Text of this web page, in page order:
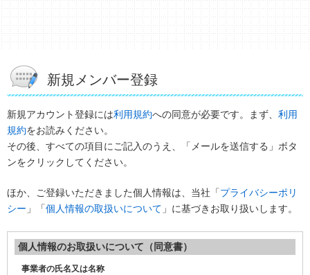
新規メンバー登録
新規アカウント登録には利用規約への同意が必要です。まず、 利用
規約をお読みください。
その後、すべての項目にご記入のうえ、「メールを送信する」ボタ
ンをクリックしてください。
ほか、ご登録いただきました個人情報は、 当社「プライバシーポリ
シー 」「個人情報の取扱いについて 」に基づきお取り扱いします。
個人情報のお取扱いについて（同意書）
事業者の氏名又は名称